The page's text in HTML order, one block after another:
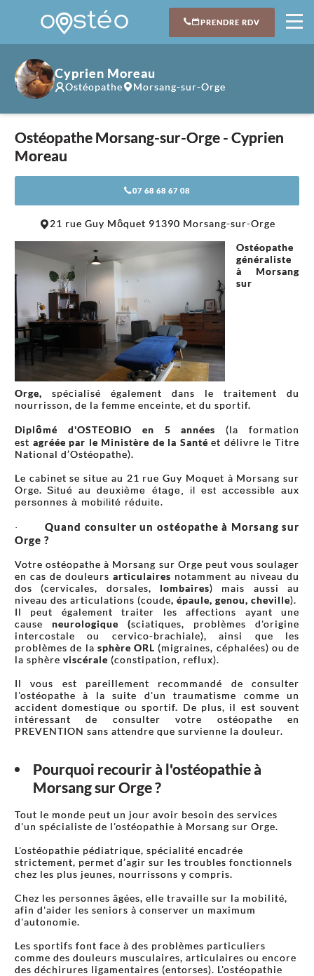
PRENDRE RDV
Cyprien Moreau
Ostéopathe Morsang-sur-Orge
Ostéopathe Morsang-sur-Orge - Cyprien
Moreau
07 68 68 67 08
−
21 rue Guy Môquet 91390 Morsang-sur-Orge
Ostéopathe
généraliste
à Morsang
sur
Orge, spécialisé également dans le traitement du
nourrisson, de la femme enceinte, et du sportif.
Diplômé d'OSTEOBIO en 5 années (la formation
est agréée par le Ministère de la Santé et délivre le Titre
National d’Ostéopathe).
Le cabinet se situe au 21 rue Guy Moquet à Morsang sur
Orge.Situé au deuxième étage, il est accessible aux
personnes à mobilité réduite.
·
Quand consulter un ostéopathe à Morsang sur
Orge ?
Votre ostéopathe à Morsang sur Orge peut vous soulager
en cas de douleurs articulaires notamment au niveau du
dos (cervicales, dorsales, lombaires) mais aussi au
niveau des articulations (coude, épaule, genou, cheville).
Il peut également traiter les affections ayant une
cause neurologique (sciatiques, problèmes d'origine
intercostale ou cervico-brachiale), ainsi que les
problèmes de la sphère ORL (migraines, céphalées) ou de
la sphère viscérale (constipation, reflux).
Il vous est pareillement recommandé de consulter
l'ostéopathe à la suite d'un traumatisme comme un
accident domestique ou sportif. De plus, il est souvent
intéressant de consulter votre ostéopathe en
PREVENTION sans attendre que survienne la douleur.
Pourquoi recourir à l'ostéopathie à
Morsang sur Orge ?
Tout le monde peut un jour avoir besoin des services
d'un spécialiste de l'ostéopathie à Morsang sur Orge.
L'ostéopathie pédiatrique, spécialité encadrée
strictement, permet d’agir sur les troubles fonctionnels
chez les plus jeunes, nourrissons y compris.
Chez les personnes âgées, elle travaille sur la mobilité,
afin d'aider les seniors à conserver un maximum
d'autonomie.
Les sportifs font face à des problèmes particuliers
comme des douleurs musculaires, articulaires ou encore
des déchirures ligamentaires (entorses). L'ostéopathie